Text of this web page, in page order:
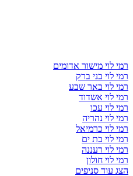
רמי לוי מישור אדומים
רמי לוי בני ברק
רמי לוי באר שבע
רמי לוי אשדוד
רמי לוי עכו
רמי לוי נהריה
רמי לוי כרמיאל
רמי לוי בת ים
רמי לוי רעננה
רמי לוי חולון
הצג עוד סניפים